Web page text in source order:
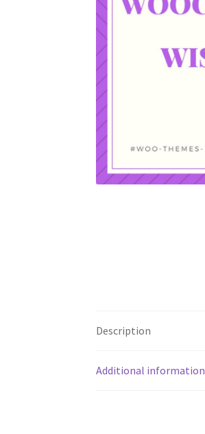
Description
Additional information